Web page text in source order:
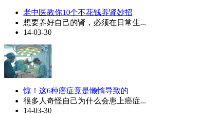
老中医教你10个不花钱养肾妙招
想要养好自己的肾，必须在日常生...
14-03-30
惊！这6种癌症竟是懒惰导致的
很多人奇怪自己为什么会患上癌症...
14-03-30